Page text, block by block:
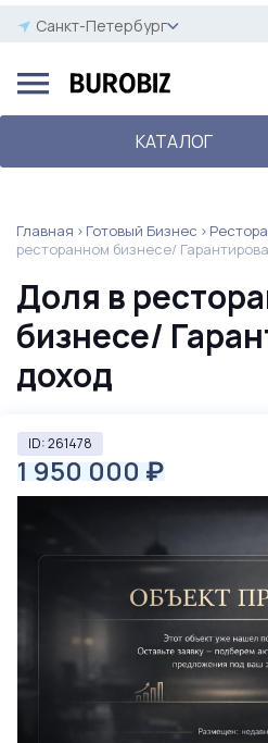
Санкт-Петербург
КАТАЛОГ
Главная Готовый Бизнес
ресторанном бизнесе/
Доля в
бизнесе/
доход
ID: 261478
1 950 000 ₽